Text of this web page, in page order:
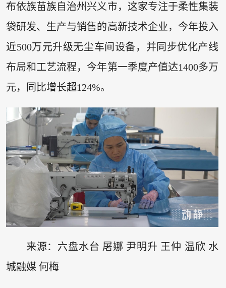
布依族苗族自治州兴义市，这家专注于柔性集装
袋研发、生产与销售的高新技术企业，今年投入
近500万元升级无尘车间设备，并同步优化产线
布局和工艺流程，今年第一季度产值达1400多万
元，同比增长超124%。
来源：六盘水台 屠娜 尹明升 王仲 温欣 水
城融媒 何梅